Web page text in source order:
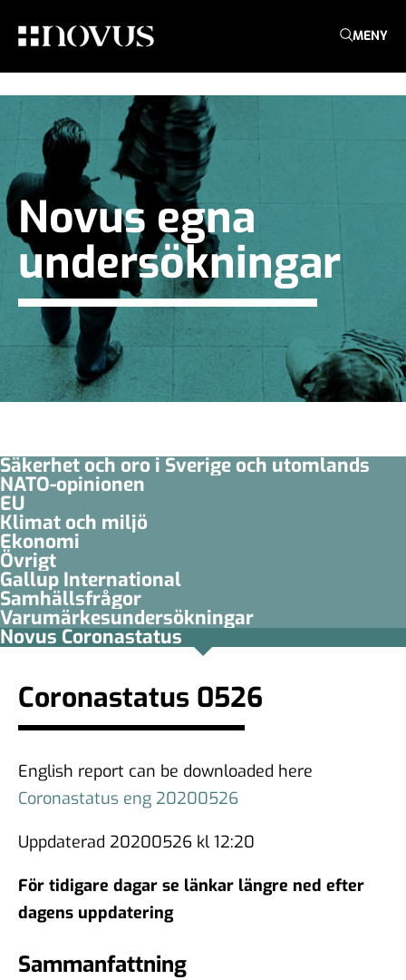
MENY
Novus egna
undersökningar
Säkerhet och oro i Sverige och utomlands
NATO-opinionen
EU
Klimat och miljö
Ekonomi
Övrigt
Gallup International
Samhällsfrågor
Varumärkesundersökningar
Novus Coronastatus
Coronastatus 0526
English report can be downloaded here
Coronastatus eng 20200526
Uppdaterad 20200526 kl 12:20
För tidigare dagar se länkar längre ned efter
dagens uppdatering
Sammanfattning